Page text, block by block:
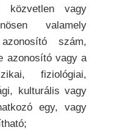
közvetlen vagy
valamely
szám,
azonosító vagy a
fiziológiai,
kulturális vagy
egy, vagy